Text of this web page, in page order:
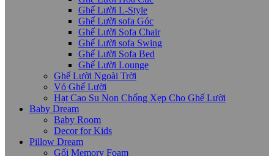
Ghế Lười L-Style
Ghế Lười sofa Góc
Ghế Lười Sofa Chair
Ghế Lười sofa Swing
Ghế Lười Sofa Bed
Ghế Lười Lounge
Ghế Lười Ngoài Trời
Vỏ Ghế Lười
Hạt Cao Su Non Chống Xẹp Cho Ghế Lười
Baby Dream
Baby Room
Decor for Kids
Pillow Dream
Gối Memory Foam